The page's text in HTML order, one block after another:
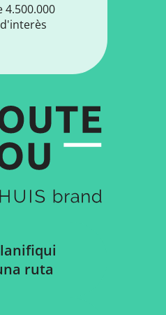
4.500.000
ruta